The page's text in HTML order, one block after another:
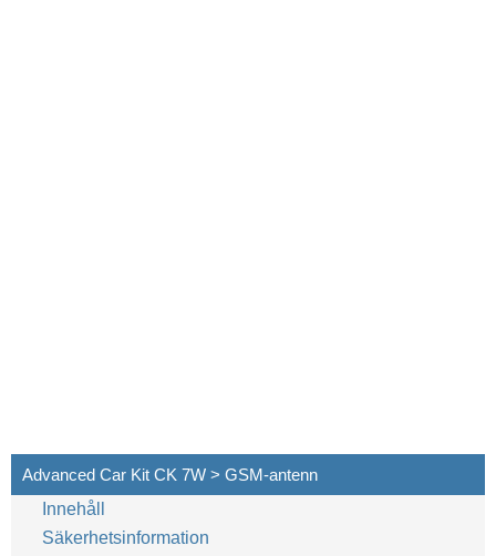
Advanced Car Kit CK 7W > GSM-antenn
Innehåll
Säkerhetsinformation